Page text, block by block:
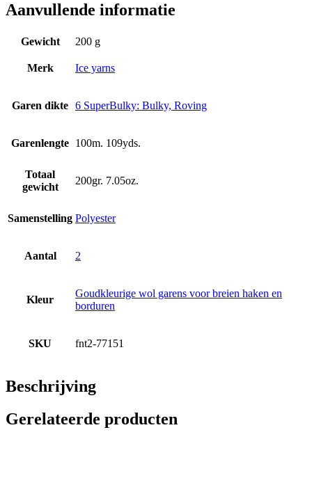
Aanvullende informatie
Gewicht 200 g
Merk Ice yarns
Garen dikte 6 SuperBulky: Bulky, Roving
Garenlengte 100m. 109yds.
Totaal
gewicht
200gr. 7.05oz.
Samenstelling Polyester
Aantal 2
Kleur
Goudkleurige wol garens voor breien haken en
borduren
SKU fnt2-77151
Beschrijving
Gerelateerde producten